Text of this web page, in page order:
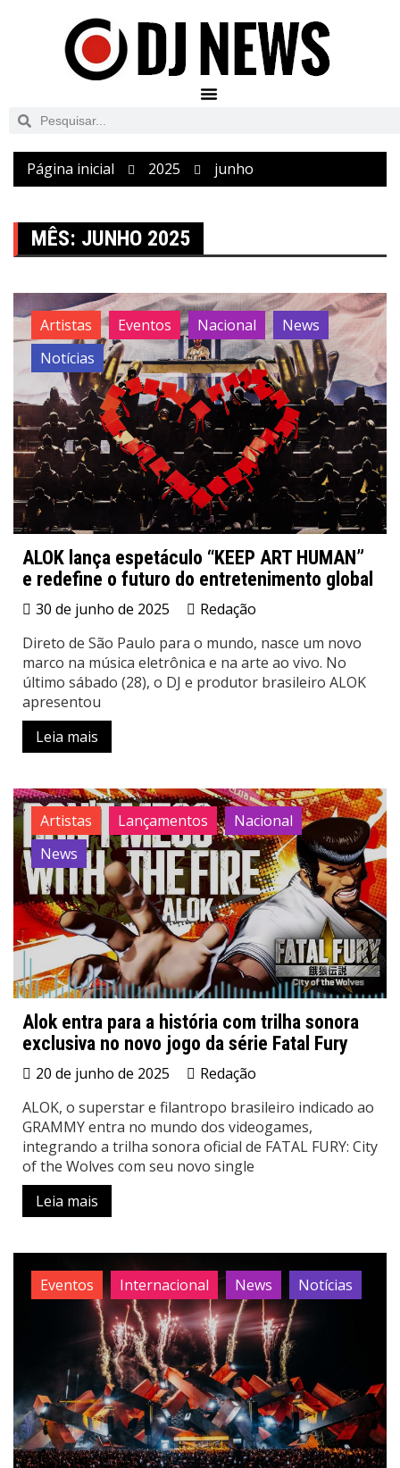
Página inicial 2025 junho
MÊS: JUNHO 2025
Artistas Eventos Nacional
News
Notícias
ALOK lança espetáculo “KEEP ART HUMAN”
e redefine o futuro do entretenimento global
30 de junho de 2025
Redação
Direto de São Paulo para o mundo, nasce um novo
marco na música eletrônica e na arte ao vivo. No
último sábado (28), o DJ e produtor brasileiro ALOK
apresentou
Leia mais
Artistas Lançamentos
Nacional
News
Alok entra para a história com trilha sonora
exclusiva no novo jogo da série Fatal Fury
20 de junho de 2025
Redação
ALOK, o superstar e filantropo brasileiro indicado ao
GRAMMY entra no mundo dos videogames,
integrando a trilha sonora oficial de FATAL FURY: City
of the Wolves com seu novo single
Leia mais
Eventos Internacional News Notícias